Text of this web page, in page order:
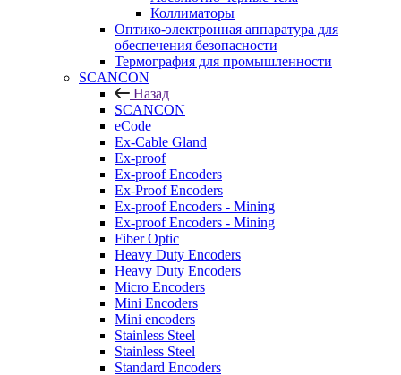
Коллиматоры
Оптико-электронная аппаратура для
обеспечения безопасности
Термография для промышленности
SCANCON
Назад
SCANCON
eCode
Ex-Cable Gland
Ex-proof
Ex-proof Encoders
Ex-Proof Encoders
Ex-proof Encoders - Mining
Ex-proof Encoders - Mining
Fiber Optic
Heavy Duty Encoders
Heavy Duty Encoders
Micro Encoders
Mini Encoders
Mini encoders
Stainless Steel
Stainless Steel
Standard Encoders